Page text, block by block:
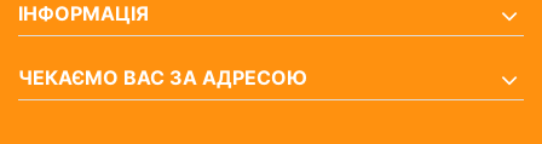
ІНФОРМАЦІЯ
ЧЕКАЄМО ВАС ЗА АДРЕСОЮ